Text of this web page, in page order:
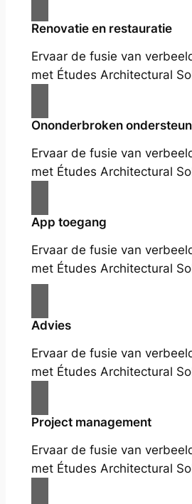
Renovatie en restauratie
Ervaar de fusie van
met Études Architectural
Ononderbroken
Ervaar de fusie van
met Études Architectural
App toegang
Ervaar de fusie van
met Études Architectural
Advies
Ervaar de fusie van
met Études Architectural
Project management
Ervaar de fusie van
met Études Architectural